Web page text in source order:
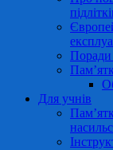
Поради
Для учнів